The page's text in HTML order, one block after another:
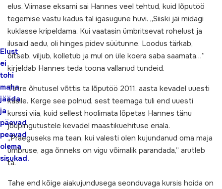
Elust
ei
tohi
maha
jääda
ja
päevad
peavad
olema
sisukad.
elus. Viimase eksami sai Hannes veel tehtud, kuid lõputöö
tegemise vastu kadus tal igasugune huvi. „Siiski jäi midagi
kuklasse kripeldama. Kui vaatasin ümbritsevat rohelust ja
ilusaid aedu, oli hinges pidev süütunne. Loodus tärkab,
õitseb, viljub, kolletub ja mul on üle koera saba saamata…”
kirjeldab Hannes teda toona vallanud tundeid.
Tütre õhutusel võttis ta lõputöö 2011. aasta kevadel uuesti
käsile. Kerge see polnud, sest teemaga tuli end uuesti
kurssi viia, kuid sellest hoolimata lõpetas Hannes tänu
jõupingutustele kevadel maastikuehituse eriala.
„Praeguseks ma tean, kui valesti olen kujundanud oma maja
ümbruse, aga õnneks on vigu võimalik parandada,” arutleb
ta.
Tahe end kõige aiakujundusega seonduvaga kursis hoida on